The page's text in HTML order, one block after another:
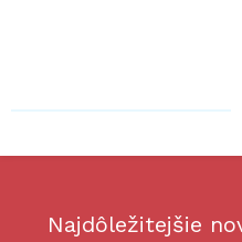
Najdôležitejšie